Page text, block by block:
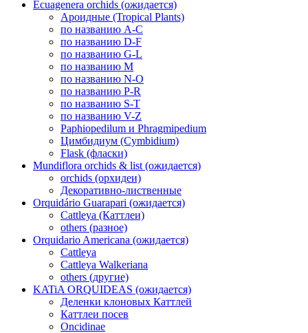
Ecuagenera orchids (ожидается)
Ароидные (Tropical Plants)
по названию A-C
по названию D-F
по названию G-L
по названию M
по названию N-O
по названию P-R
по названию S-T
по названию V-Z
Paphiopedilum и Phragmipedium
Цимбидиум (Cymbidium)
Flask (фласки)
Mundiflora orchids & list (ожидается)
orchids (орхидеи)
Декоративно-лиственные
Orquidário Guarapari (ожидается)
Cattleya (Каттлеи)
others (разное)
Orquidario Americana (ожидается)
Cattleya
Cattleya Walkeriana
others (другие)
KATiA ORQUIDEAS (ожидается)
Деленки клоновых Каттлей
Каттлеи посев
Oncidinae